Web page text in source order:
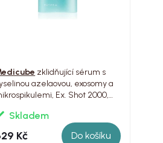
zklidňující sérum s
azelaovou, exosomy a
Ex. Shot 2000,
Skladem
Kč Do košíku